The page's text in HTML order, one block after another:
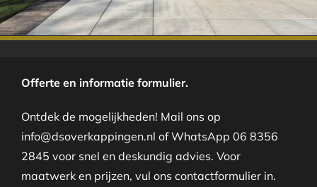
.
Offerte en informatie formulier.
Ontdek de mogelijkheden! Mail ons op
info@dsoverkappingen.nl of WhatsApp 06 8356
2845 voor snel en deskundig advies. Voor
maatwerk en prijzen, vul ons contactformulier in.